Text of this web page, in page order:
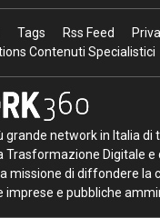
Tags Rss Feed
Contenuti Specialistici
grande network in Italia di
Trasformazione Digitale e
missione di diffondere la
imprese e pubbliche